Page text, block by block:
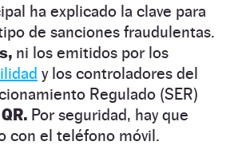
ha explicado la clave para
de sanciones fraudulentas.
ni los emitidos por los
y los controladores del
Regulado (SER)
Por seguridad, hay que
con el teléfono móvil.